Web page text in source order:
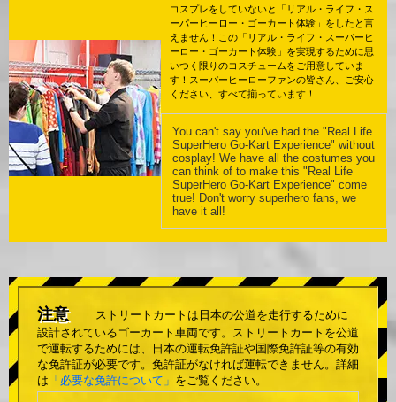
コスプレをしていないと「リアル・ライフ・ス
ーパーヒーロー・ゴーカート体験」をしたと言
えません！この「リアル・ライフ・スーパーヒ
ーロー・ゴーカート体験」を実現するために思
いつく限りのコスチュームをご用意していま
す！スーパーヒーローファンの皆さん、ご安心
ください、すべて揃っています！
You can't say you've had the "Real Life
SuperHero Go-Kart Experience" without
cosplay! We have all the costumes you
can think of to make this "Real Life
SuperHero Go-Kart Experience" come
true! Don't worry superhero fans, we
have it all!
注意
ストリートカートは日本の公道を走行するために
設計されているゴーカート車両です。ストリートカートを公道
で運転するためには、日本の運転免許証や国際免許証等の有効
な免許証が必要です。免許証がなければ運転できません。詳細
は 「必要な免許について」 をご覧ください。